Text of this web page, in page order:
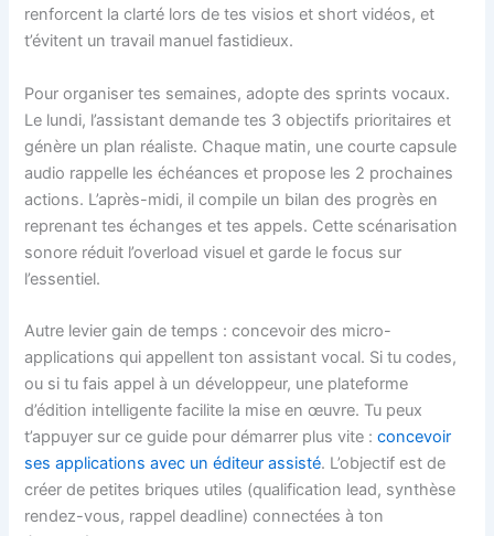
renforcent la clarté lors de tes visios et short vidéos, et
t’évitent un travail manuel fastidieux.
Pour organiser tes semaines, adopte des sprints vocaux.
Le lundi, l’assistant demande tes 3 objectifs prioritaires et
génère un plan réaliste. Chaque matin, une courte capsule
audio rappelle les échéances et propose les 2 prochaines
actions. L’après-midi, il compile un bilan des progrès en
reprenant tes échanges et tes appels. Cette scénarisation
sonore réduit l’overload visuel et garde le focus sur
l’essentiel.
Autre levier gain de temps : concevoir des micro-
applications qui appellent ton assistant vocal. Si tu codes,
ou si tu fais appel à un développeur, une plateforme
d’édition intelligente facilite la mise en œuvre. Tu peux
t’appuyer sur ce guide pour démarrer plus vite :concevoir
ses applications avec un éditeur assisté. L’objectif est de
créer de petites briques utiles (qualification lead, synthèse
rendez-vous, rappel deadline) connectées à ton